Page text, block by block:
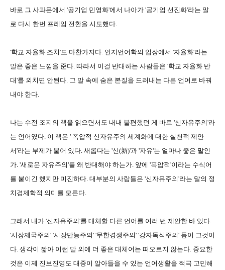
바로 그 사과문에서 '공기업 민영화'에서 나아가 '공기업 선진화'라는 말
로 다시 한번 프레임 전환을 시도했다.
'학교 자율화 조치'도 마찬가지다. 인지언어학의 입장에서 '자율화'라는
말은 좋은 느낌을 준다. 따라서 이걸 반대하는 사람들은 '학교 자율화 반
대'를 외치면 안된다. 그 말 속에 숨은 본질을 드러내는 다른 언어로 바꿔
내야 한다.
나는 수전 조지의 책을 읽으면서도 내내 불편했던 게 바로 '신자유주의'라
는 언어였다. 이 책은 ' 폭압적 신자유주의 세계화에 대한 실천적 제안
서'라는 부제가 붙어 있다. 새롭다는 '신(新)'과 '자유'는 얼마나 좋은 말인
가. '새로운 자유주의'를 왜 반대해야 하는가. 앞에 '폭압적'이라는 수식어
를 붙이긴 했지만 미진하다. 대부분의 사람들은 '신자유주의'라는 말의 정
치경제학적 의미를 모른다.
그래서 내가 '신자유주의'를 대체할 다른 언어를 여러 번 제안한 바 있다.
'시장제국주의' '시장만능주의' '무한경쟁주의' '강자독식주의' 등이 그것이
다. 생각이 짧아 이런 말 외에 더 좋은 대체어는 떠오르지 않는다. 중요한
것은 이제 진보진영도 대중이 알아들을 수 있는 언어생활을 적극 고민해